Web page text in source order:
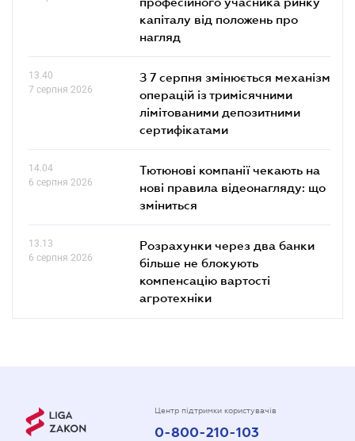
капіталу від положень про
нагляд
13.40
7 серпня 2026
З 7 серпня змінюється механізм
операцій із тримісячними
лімітованими депозитними
сертифікатами
14.04
6 серпня 2026
Тютюнові компанії чекають на
нові правила відеонагляду: що
зміниться
13.13
6 серпня 2026
Розрахунки через два банки
більше не блокують
компенсацію вартості
агротехніки
Центр підтримки користувачів
0-800-210-103